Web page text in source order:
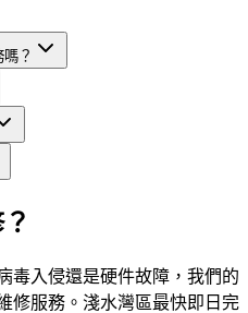
？
毒入侵還是硬件故障，我們的
修服務。淺水灣區最快即日完